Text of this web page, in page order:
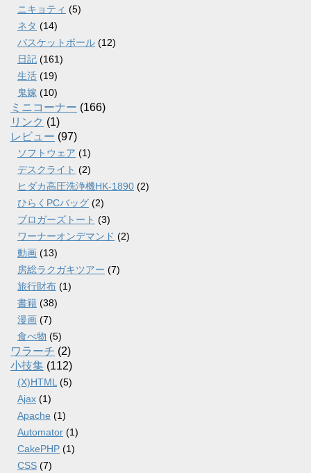
ニキョティ (5)
ネタ (14)
バスケットボール (12)
日記 (161)
生活 (19)
鬼嫁 (10)
ミニコーナー (166)
リンク (1)
レビュー (97)
ソフトウェア (1)
デスクライト (2)
ヒダカ高圧洗浄機HK-1890 (2)
ひらくPCバッグ (2)
ブロガーズトート (3)
ワーナーオンデマンド (2)
動画 (13)
房総ラクガキツアー (7)
旅行財布 (1)
書籍 (38)
漫画 (7)
食べ物 (5)
ワラーチ (2)
小技集 (112)
(X)HTML (5)
Ajax (1)
Apache (1)
Automator (1)
CakePHP (1)
CSS (7)